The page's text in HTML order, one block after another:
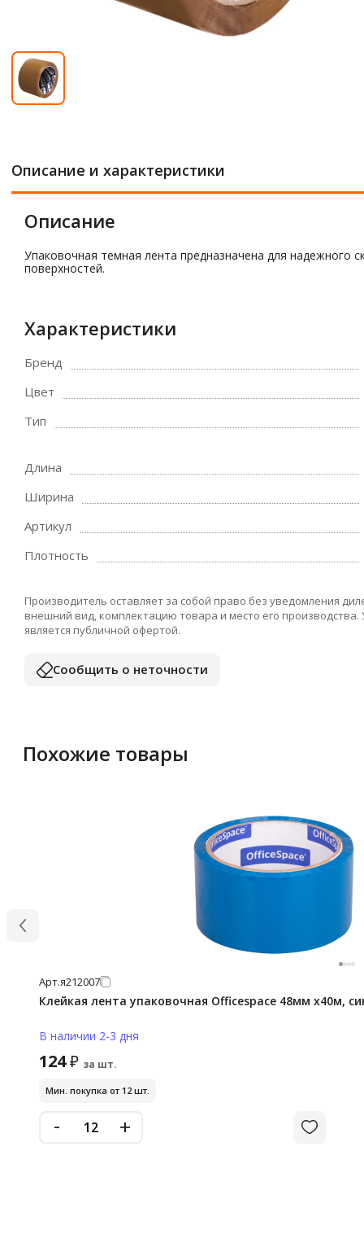
Описание и характеристики
Описание
Упаковочная темная лента предназначена для надежного
поверхностей.
Характеристики
Бренд
Цвет
Тип
Длина
Ширина
Артикул
Плотность
Производитель оставляет за собой право без уведомления
внешний вид, комплектацию товара и место его
является публичной офертой.
Сообщить о неточности
Похожие товары
Арт.я212007
Клейкая лента упаковочная Officespace 48мм x40м,
В наличии 2-3 дня
124₽ за шт.
Мин. покупка от 12 шт.
- +